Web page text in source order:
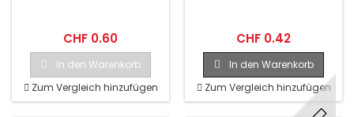
CHF 0.60
In den Warenkorb
Zum Vergleich hinzufügen
CHF 0.42
In den Warenkorb
Zum Vergleich hinzufügen